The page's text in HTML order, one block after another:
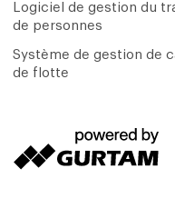
Logiciel de gestion du
de personnes
Système de gestion de
de flotte